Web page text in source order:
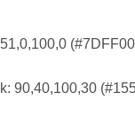
90,40,100,30